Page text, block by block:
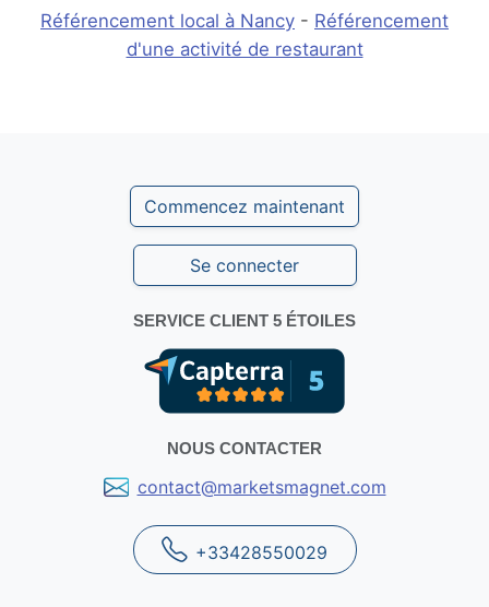
Référencement local à Nancy - Référencement
d'une activité de restaurant
Commencez maintenant
Se connecter
SERVICE CLIENT 5 ÉTOILES
NOUS CONTACTER
contact@marketsmagnet.com
+33428550029